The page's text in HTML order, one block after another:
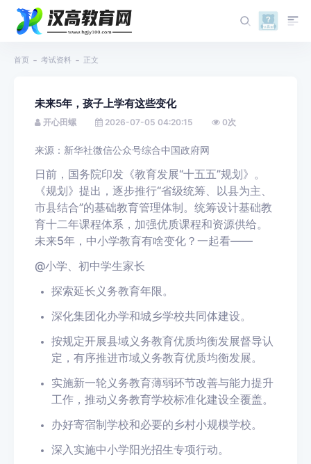
首页 考试资料 正文
未来5年，孩子上学有这些变化
开心田螺 2026-07-05 04:20:15 0次
来源： 新华社微信公众号综合中国政府网
日前，国务院印发《教育发展“十五五”规划》。
《规划》 提出 ，逐步推行“省级统筹、以县为主、
市县结合”的基础教育管理体制。 统筹设计基础教
育十二年课程体系，加强优质课程和资源供给。
未来5年，中小学教育有啥变化？一起看——
@小学、初中学生家长
探索延长义务教育年限。
深化集团化办学和城乡学校共同体建设。
按规定开展县域义务教育优质均衡发展督导认
定，有序推进市域义务教育优质均衡发展。
实施新一轮义务教育薄弱环节改善与能力提升
工作，推动 义务教育学校标准化建设全覆盖。
办好寄宿制学校和必要的乡村小规模学校。
深入实施中小学阳光招生专项行动。